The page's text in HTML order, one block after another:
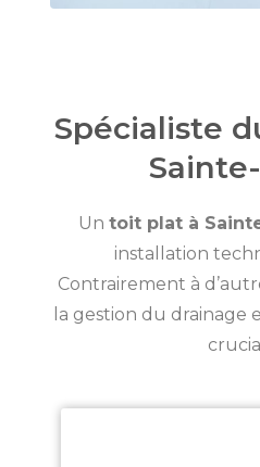
Spécialiste
Un toit plat à
installation
Contrairement à
la gestion du drainage